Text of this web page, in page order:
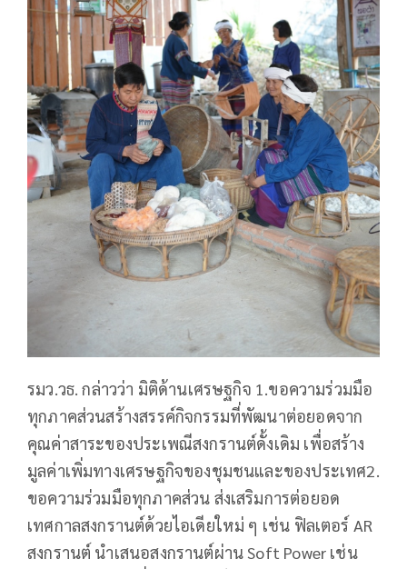
รมว.วธ. กล่าวว่า มิติด้านเศรษฐกิจ 1.ขอความร่วมมือ
ทุกภาคส่วนสร้างสรรค์กิจกรรมที่พัฒนาต่อยอดจาก
คุณค่าสาระของประเพณีสงกรานต์ดั้งเดิม เพื่อสร้าง
มูลค่าเพิ่มทางเศรษฐกิจของชุมชนและของประเทศ2.
ขอความร่วมมือทุกภาคส่วน ส่งเสริมการต่อยอด
เทศกาลสงกรานต์ด้วยไอเดียใหม่ ๆ เช่น ฟิลเตอร์ AR
สงกรานต์ นำเสนอสงกรานต์ผ่าน Soft Power เช่น